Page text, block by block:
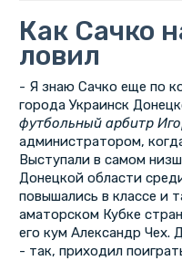
Как Сачко
ловил
- Я знаю Сачко еще по
города Украинск
футбольный арбитр
администратором,
Выступали в самом
Донецкой области
повышались в классе и
аматорском Кубке
его кум Александр Чех.
- так, приходил